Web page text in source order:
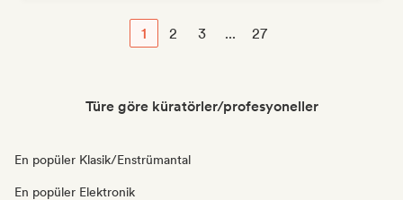
1 2 3 ... 27
Türe göre küratörler/profesyoneller
En popüler Klasik/Enstrümantal
En popüler Elektronik